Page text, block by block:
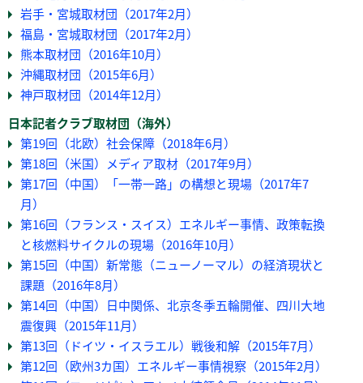
岩手・宮城取材団（2017年2月）
福島・宮城取材団（2017年2月）
熊本取材団（2016年10月）
沖縄取材団（2015年6月）
神戸取材団（2014年12月）
日本記者クラブ取材団（海外）
第19回（北欧）社会保障（2018年6月）
第18回（米国）メディア取材（2017年9月）
第17回（中国）「一帯一路」の構想と現場（2017年7
月）
第16回（フランス・スイス）エネルギー事情、政策転換
と核燃料サイクルの現場（2016年10月）
第15回（中国）新常態（ニューノーマル）の経済現状と
課題（2016年8月）
第14回（中国）日中関係、北京冬季五輪開催、四川大地
震復興（2015年11月）
第13回（ドイツ・イスラエル）戦後和解（2015年7月）
第12回（欧州3カ国）エネルギー事情視察（2015年2月）